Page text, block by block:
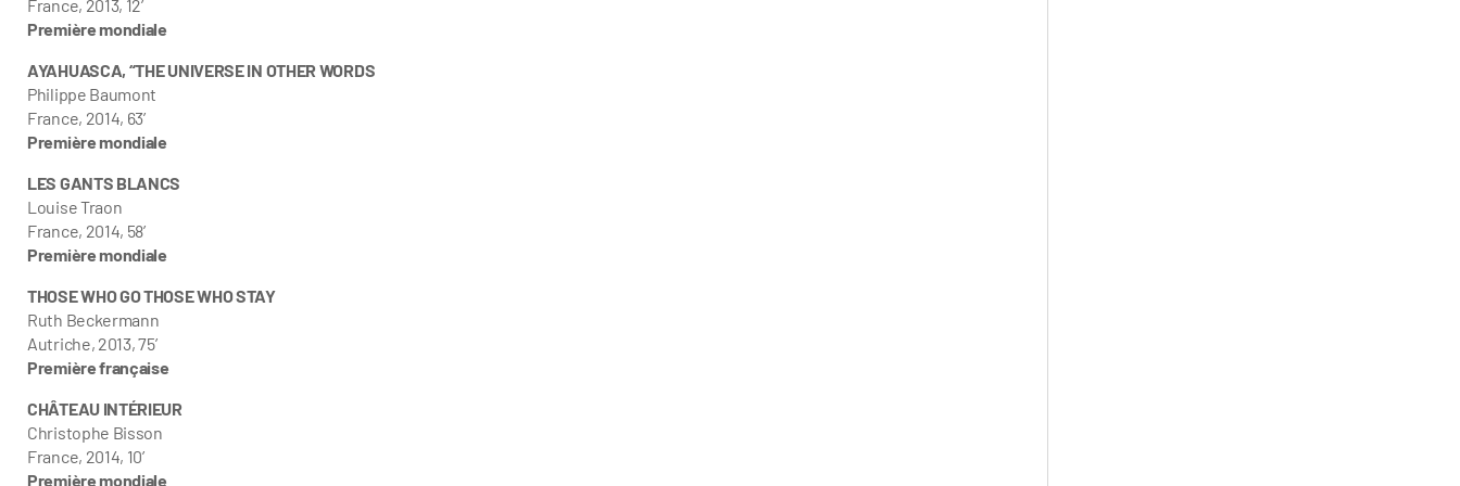
France, 2013, 12’
Première mondiale
AYAHUASCA, “THE UNIVERSE IN OTHER WORDS
Philippe Baumont
France, 2014, 63’
Première mondiale
LES GANTS BLANCS
Louise Traon
France, 2014, 58’
Première mondiale
THOSE WHO GO THOSE WHO STAY
Ruth Beckermann
Autriche, 2013, 75’
Première française
CHÂTEAU INTÉRIEUR
Christophe Bisson
France, 2014, 10’
Première mondiale